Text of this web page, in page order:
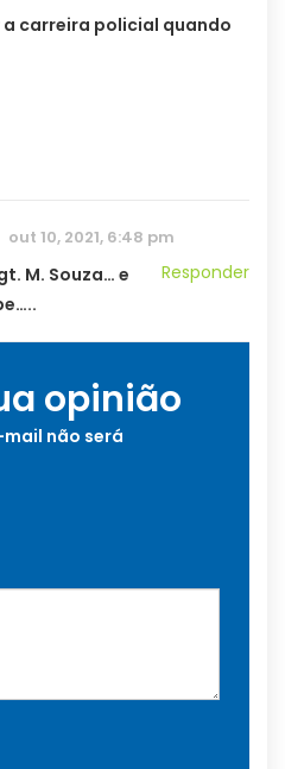
a carreira policial quando
out 10, 2021, 6:48 pm
Responder
M. Souza… e
opinião
não será